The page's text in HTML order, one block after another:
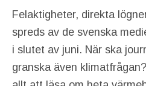
Felaktigheter, direkta
spreds av de svenska
i slutet av juni. När ska
granska även